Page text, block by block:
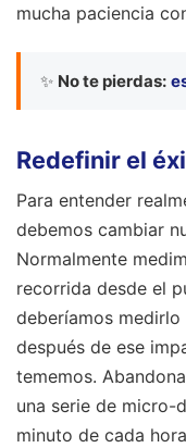
mucha paciencia
✨ No te pierdas:
Redefinir el
Para entender
debemos cambiar
Normalmente
recorrida desde el
deberíamos
después de ese
tememos.
una serie de micro-
minuto de cada